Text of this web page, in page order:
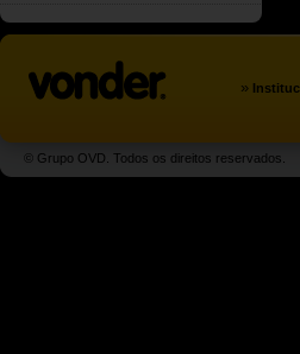
»
© Grupo OVD. Todos os direitos reservados.